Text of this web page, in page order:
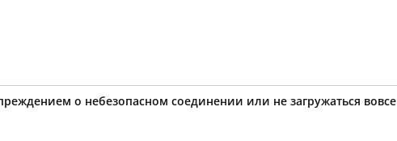
о небезопасном соединении или не загружаться вовсе